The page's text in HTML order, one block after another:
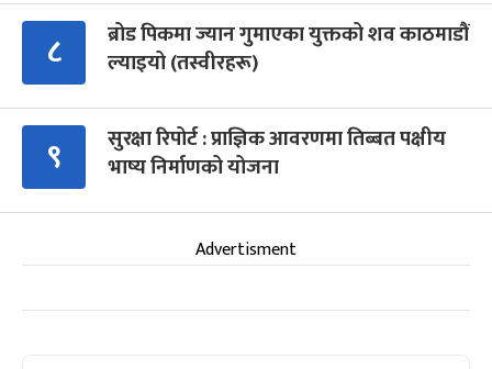
८
ब्रोड पिकमा ज्यान गुमाएका युक्तको शव काठमाडौं
ल्याइयो (तस्वीरहरू)
९
सुरक्षा रिपोर्ट : प्राज्ञिक आवरणमा तिब्बत पक्षीय
भाष्य निर्माणको योजना
Advertisment